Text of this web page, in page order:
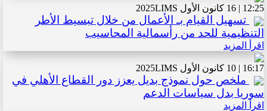
12:25 | 16 كانون الأول 2025 LIMS
تسهيل القيام بـ الأعمال من خلال تبسيط الأطر
التنظيمية للحد من رأسمالية المحاسيب
اقرأ المزيد
16:17 | 10 كانون الأول 2025 LIMS
ملخص حول نموذج بديل يعزز دور القطاع الأهلي في
سوريا بدل سياسات الدعم
اقرأ المزيد